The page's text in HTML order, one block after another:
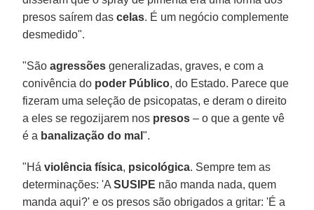
presos saírem dascelas. É um negócio complemente
desmedido".
"Sãoagressões generalizadas, graves, e com a
conivência do poder Público, do Estado. Parece que
fizeram uma seleção de psicopatas, e deram o direito
a eles se regozijarem nos presos – o que a gente vê
é a banalização do mal".
"Háviolência física, psicológica. Sempre tem as
determinações: 'ASUSIPE não manda nada, quem
manda aqui?' e os presos são obrigados a gritar: 'É a